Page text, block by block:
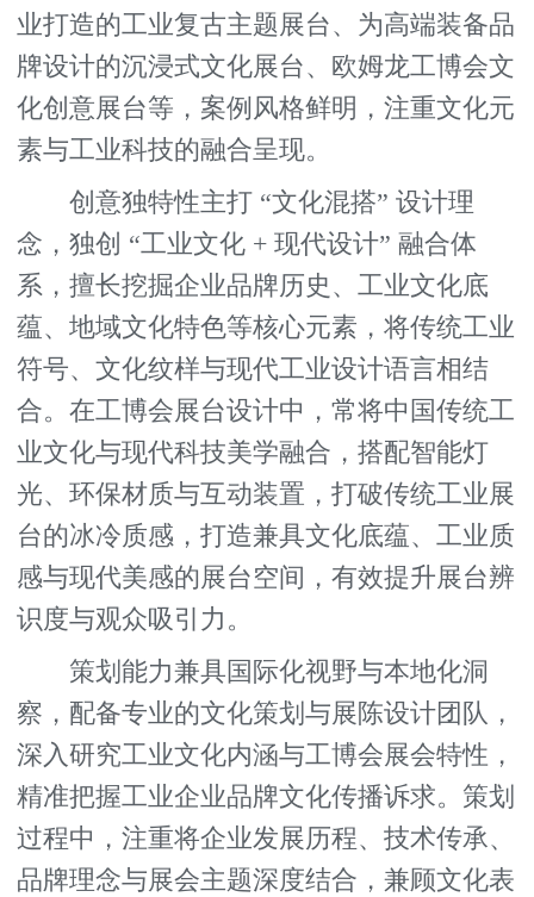
业打造的工业复古主题展台、为高端装备品
牌设计的沉浸式文化展台、欧姆龙工博会文
化创意展台等，案例风格鲜明，注重文化元
素与工业科技的融合呈现。
创意独特性主打 “文化混搭” 设计理
念，独创 “工业文化 + 现代设计” 融合体
系，擅长挖掘企业品牌历史、工业文化底
蕴、地域文化特色等核心元素，将传统工业
符号、文化纹样与现代工业设计语言相结
合。在工博会展台设计中，常将中国传统工
业文化与现代科技美学融合，搭配智能灯
光、环保材质与互动装置，打破传统工业展
台的冰冷质感，打造兼具文化底蕴、工业质
感与现代美感的展台空间，有效提升展台辨
识度与观众吸引力。
策划能力兼具国际化视野与本地化洞
察，配备专业的文化策划与展陈设计团队，
深入研究工业文化内涵与工博会展会特性，
精准把握工业企业品牌文化传播诉求。策划
过程中，注重将企业发展历程、技术传承、
品牌理念与展会主题深度结合，兼顾文化表